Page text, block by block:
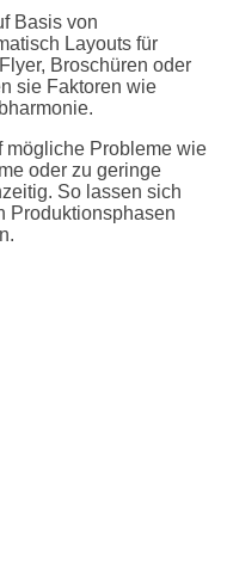
Basis von
Layouts für
Broschüren oder
sie Faktoren wie
mögliche Probleme wie
oder zu geringe
So lassen sich
Produktionsphasen